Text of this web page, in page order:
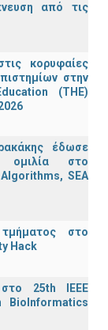
από τις
κορυφαίες
στην
(ΤΗΕ)
έδωσε
ομιλία στο
SEA
στο
Hack
25th IEEE
BioInformatics